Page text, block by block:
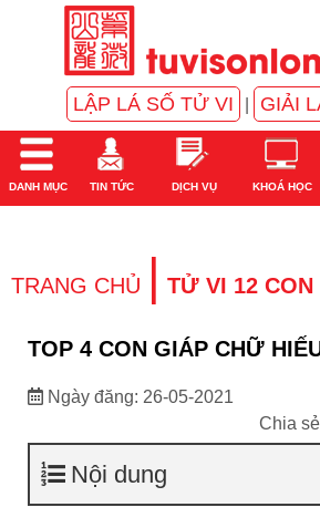
LẬP LÁ SỐ TỬ VI GIẢI
DANH MỤC TIN TỨC DỊCH VỤ KHOÁ HỌC
TRANG CHỦ | TỬ VI 12 CON
TOP 4 CON GIÁP CHỮ
Ngày đăng: 26-05-2021
Chia
Nội dung